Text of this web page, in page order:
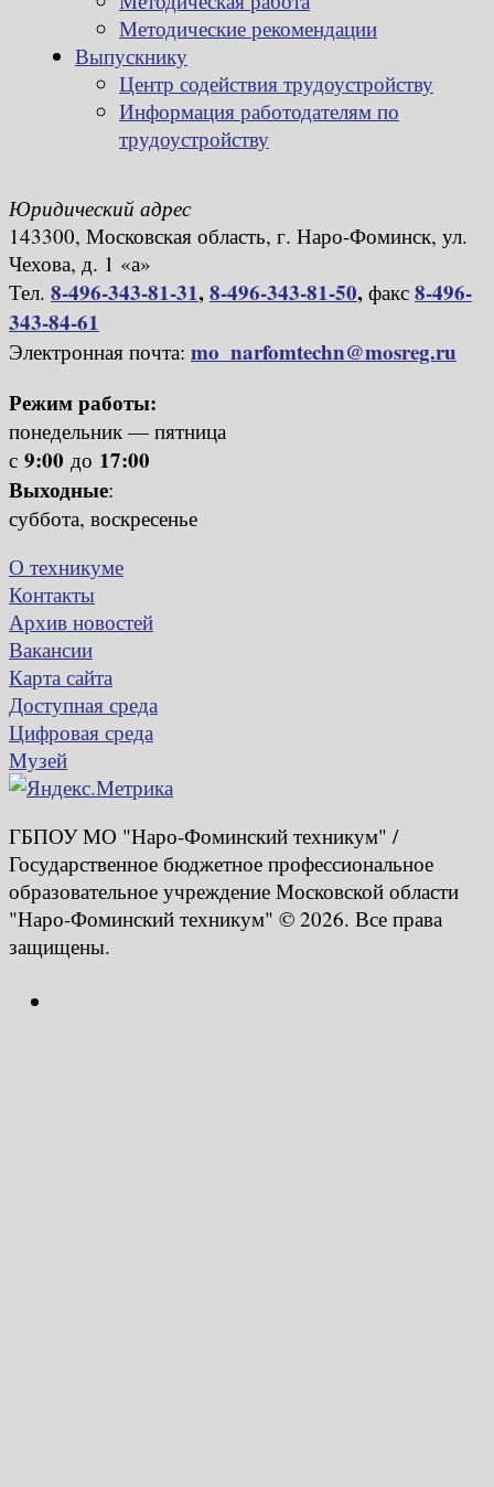
Методические рекомендации
Выпускнику
Центр содействия трудоустройству
Информация работодателям по
трудоустройству
Юридический адрес
143300, Московская область, г. Наро-Фоминск, ул.
Чехова, д. 1 «а»
Тел. 8-496-343-81-31,8-496-343-81-50, факс 8-496-
343-84-61
Электронная почта: mo_narfomtechn@mosreg.ru
Режим работы:
понедельник — пятница
с 9:00 до 17:00
Выходные:
суббота, воскресенье
О техникуме
Контакты
Архив новостей
Вакансии
Карта сайта
Доступная среда
Цифровая среда
Музей
ГБПОУ МО "Наро-Фоминский техникум" /
Государственное бюджетное профессиональное
образовательное учреждение Московской области
"Наро-Фоминский техникум" © 2026. Все права
защищены.